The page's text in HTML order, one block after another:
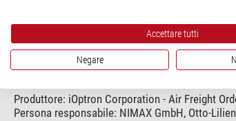
Tecnica di fabbricazione
SICUREZZA DEL PRODOTTO
Produttore: iOptron Corporation - Air Freight
Persona responsabile: NIMAX GmbH, Otto-
Accettare tutti
Negare